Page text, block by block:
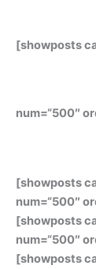
[showposts
num=“500″
[showposts
num=“500″
[showposts
num=“500″
[showposts